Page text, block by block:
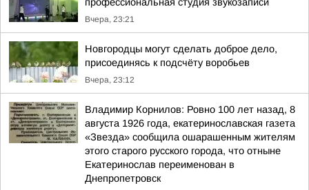
Вчера, 23:21
Новгородцы могут сделать доброе дело,
присоединясь к подсчёту воробьев
Вчера, 23:12
Владимир Корнилов: Ровно 100 лет назад, 8
августа 1926 года, екатеринославская газета
«Звезда» сообщила ошарашенным жителям
этого старого русского города, что отныне
Екатеринослав переименован в
Днепропетровск